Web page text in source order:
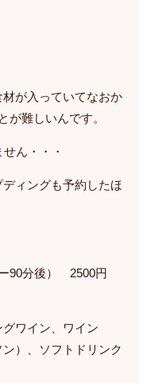
が入っていてなおか
が難しいんです。
ん・・・
ィングも予約したほ
90分後） 2500円
ワイン、ワイン
ン）、ソフトドリンク